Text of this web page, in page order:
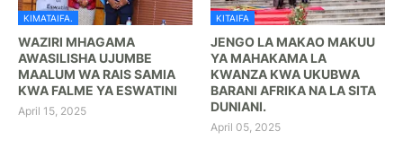
KIMATAIFA.
WAZIRI MHAGAMA
AWASILISHA UJUMBE
MAALUM WA RAIS SAMIA
KWA FALME YA ESWATINI
April 15, 2025
KITAIFA
JENGO LA MAKAO MAKUU
YA MAHAKAMA LA
KWANZA KWA UKUBWA
BARANI AFRIKA NA LA SITA
DUNIANI.
April 05, 2025